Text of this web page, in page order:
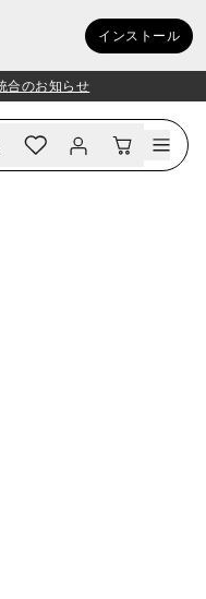
インストール
合のお知らせ